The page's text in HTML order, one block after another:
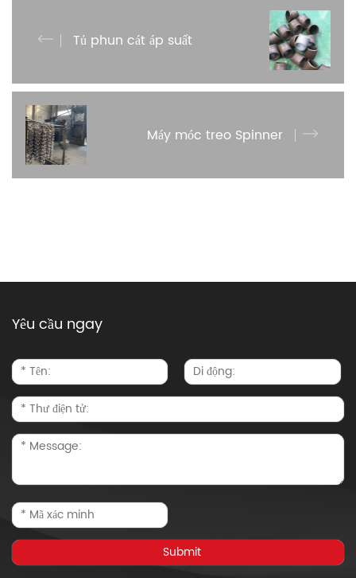
Tủ phun cát áp suất
Máy móc treo Spinner
Yêu cầu ngay